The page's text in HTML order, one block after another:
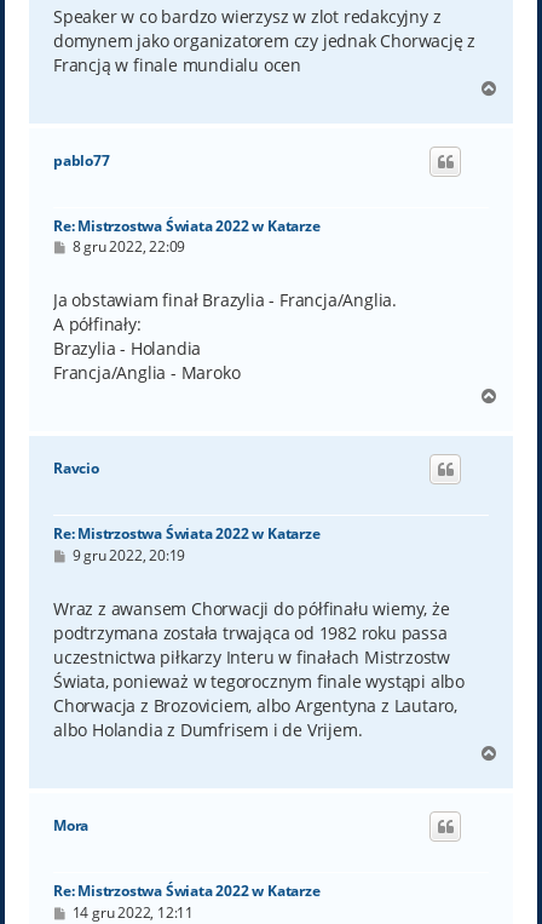
t
Speaker w co bardzo wierzysz w zlot redakcyjny z
domynem jako organizatorem czy jednak Chorwację z
Francją w finale mundialu ocen
g
pablo77
Re: Mistrzostwa Świata 2022 w Katarze
P
t
8 gru 2022, 22:09
Ja obstawiam finał Brazylia - Francja/Anglia.
A półfinały:
Brazylia - Holandia
Francja/Anglia - Maroko
g
Ravcio
Re: Mistrzostwa Świata 2022 w Katarze
P
t
9 gru 2022, 20:19
Wraz z awansem Chorwacji do półfinału wiemy, że
podtrzymana została trwająca od 1982 roku passa
uczestnictwa piłkarzy Interu w finałach Mistrzostw
Świata, ponieważ w tegorocznym finale wystąpi albo
Chorwacja z Brozoviciem, albo Argentyna z Lautaro,
albo Holandia z Dumfrisem i de Vrijem.
g
Mora
Re: Mistrzostwa Świata 2022 w Katarze
P14 gru 2022, 12:11